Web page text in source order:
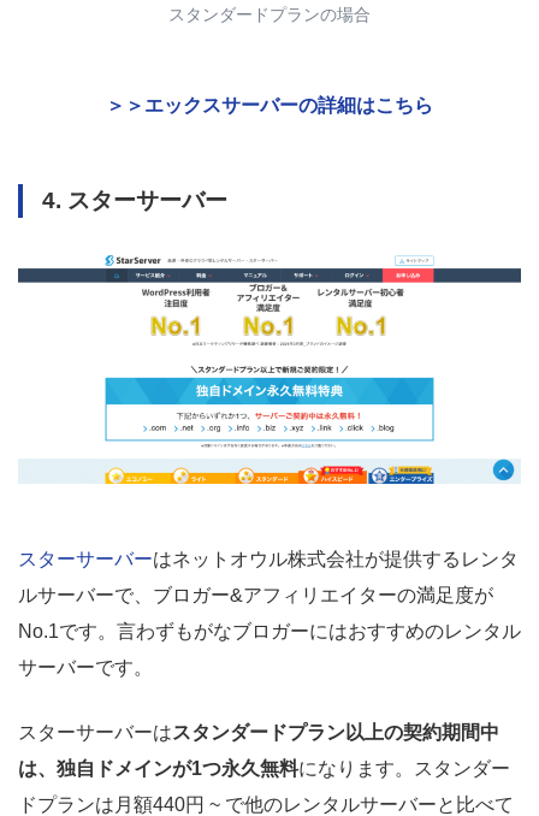
スタンダードプランの場合
＞＞エックスサーバーの詳細はこちら
4. スターサーバー
スターサーバーはネットオウル株式会社が提供するレンタ
ルサーバーで、ブロガー&アフィリエイターの満足度が
No.1です。言わずもがなブロガーにはおすすめのレンタル
サーバーです。
スターサーバーはスタンダードプラン以上の契約期間中
は、独自ドメインが1つ永久無料になります。スタンダー
ドプランは月額440円 ~ で他のレンタルサーバーと比べて